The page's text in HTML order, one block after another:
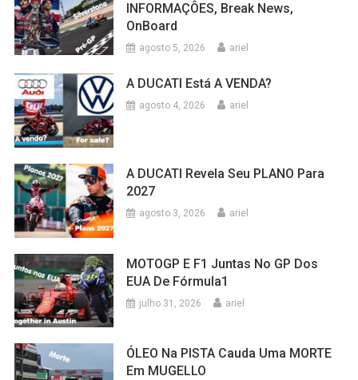
INFORMAÇÔES, Break News,
OnBoard
agosto 5, 2026 ariel
A DUCATI Está A VENDA?
agosto 4, 2026 ariel
A DUCATI Revela Seu PLANO Para
2027
agosto 3, 2026 ariel
MOTOGP E F1 Juntas No GP Dos
EUA De Fórmula1
julho 31, 2026 ariel
ÓLEO Na PISTA Cauda Uma MORTE
Em MUGELLO